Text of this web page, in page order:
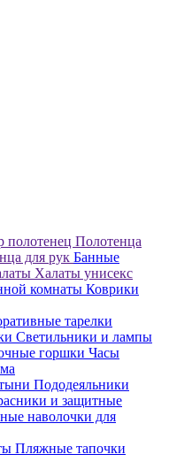
полотенец Полотенца
для рук Банные
Халаты унисекс
комнаты Коврики
тарелки
Светильники и лампы
горшки Часы
Пододеяльники
и защитные
наволочки для
Пляжные тапочки